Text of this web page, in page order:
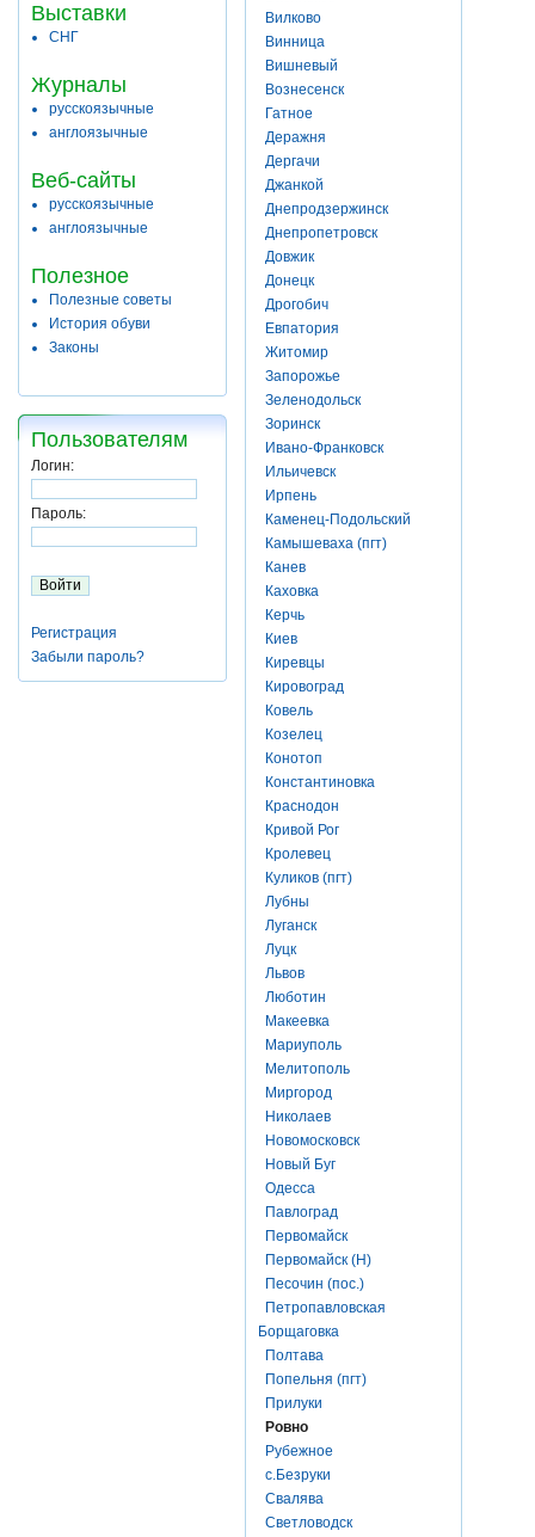
Выставки
СНГ
Журналы
русскоязычные
англоязычные
Веб-сайты
русскоязычные
англоязычные
Полезное
Полезные советы
История обуви
Законы
Пользователям
Логин:
Пароль:
Регистрация
Забыли пароль?
Вилково
Винница
Вишневый
Вознесенск
Гатное
Деражня
Дергачи
Джанкой
Днепродзержинск
Днепропетровск
Довжик
Донецк
Дрогобич
Евпатория
Житомир
Запорожье
Зеленодольск
Зоринск
Ивано-Франковск
Ильичевск
Ирпень
Каменец-Подольский
Камышеваха (пгт)
Канев
Каховка
Керчь
Киев
Киревцы
Кировоград
Ковель
Козелец
Конотоп
Константиновка
Краснодон
Кривой Рог
Кролевец
Куликов (пгт)
Лубны
Луганск
Луцк
Львов
Люботин
Макеевка
Мариуполь
Мелитополь
Миргород
Николаев
Новомосковск
Новый Буг
Одесса
Павлоград
Первомайск
Первомайск (Н)
Песочин (пос.)
Петропавловская
Борщаговка
Полтава
Попельня (пгт)
Прилуки
Ровно
Рубежное
с.Безруки
Свалява
Светловодск